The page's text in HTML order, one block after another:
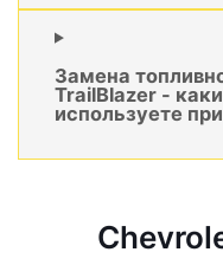
Замена
TrailBlazer -
используете